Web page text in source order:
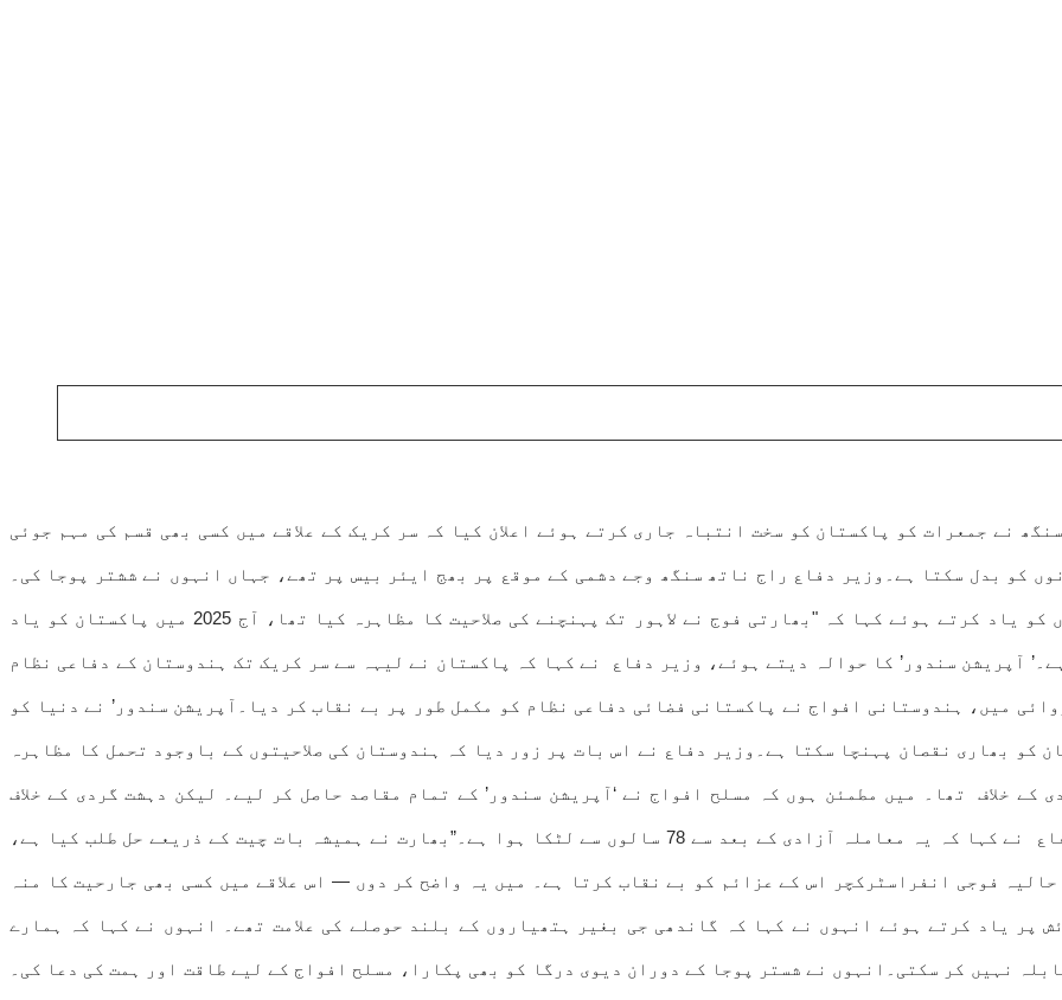
ناتھ سنگھ نے جمعرات کو پاکستان کو سخت انتباہ جاری کرتے ہوئے اعلان کیا کہ سر کریک کے علاقے میں کسی بھی قسم کی مہم جوئی
کو بدل سکتا ہے۔وزیر دفاع راج ناتھ سنگھ وجے دشمی کے موقع پر بھج ایئر بیس پر تھے، جہاں انہوں نے ششتر پوجا کی۔
وزیر دفاع سنگھ نے 1965 کی جنگ میں بھارت کی فوجی صلاحیتوں کو یاد کرتے ہوئے کہا کہ "بھارتی فوج نے لاہور تک پہنچنے کی صلاحیت کا مظاہرہ کیا تھا، آج 2025 میں پاکستان کو یاد
آپریشن سندور’ کا حوالہ دیتے ہوئے، وزیر دفاع نے کہا کہ پاکستان نے لیہہ سے سر کریک تک ہندوستان کے دفاعی نظام
میں، ہندوستانی افواج نے پاکستانی فضائی دفاعی نظام کو مکمل طور پر بے نقاب کر دیا۔آپریشن سندور’ نے دنیا کو
کو بھاری نقصان پہنچا سکتا ہے۔وزیر دفاع نے اس بات پر زور دیا کہ ہندوستان کی صلاحیتوں کے باوجود تحمل کا مظاہرہ
خلاف تھا۔ میں مطمئن ہوں کہ مسلح افواج نے ‘آپریشن سندور’ کے تمام مقاصد حاصل کر لیے۔ لیکن دہشت گردی کے خلاف
ہماری جنگ ابھی ختم نہیں ہوئی۔سر کریک تنازعہ پر وزیر دفاع نے کہا کہ یہ معاملہ آزادی کے بعد سے 78 سالوں سے لٹکا ہوا ہے۔”بھارت نے ہمیشہ بات چیت کے ذریعے حل طلب کیا ہے،
فوجی انفراسٹرکچر اس کے عزائم کو بے نقاب کرتا ہے۔ میں یہ واضح کر دوں — اس علاقے میں کسی بھی جارحیت کا منہ
پر یاد کرتے ہوئے انہوں نے کہا کہ گاندھی جی بغیر ہتھیاروں کے بلند حوصلے کی علامت تھے۔ انہوں نے کہا کہ ہمارے
نہیں کر سکتی۔انہوں نے شستر پوجا کے دوران دیوی درگا کو بھی پکارا، مسلح افواج کے لیے طاقت اور ہمت کی دعا کی۔